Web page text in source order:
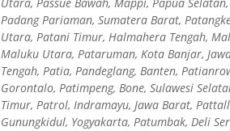
Padang Pariaman, Sumatera Barat,
Utara, Patani Timur, Halmahera Tengah,
Maluku Utara, Pataruman, Kota Banjar,
Tengah, Patia, Pandeglang, Banten,
Gorontalo, Patimpeng, Bone, Sulawesi
Timur, Patrol, Indramayu, Jawa Barat,
Gunungkidul, Yogyakarta, Patumbak, Deli